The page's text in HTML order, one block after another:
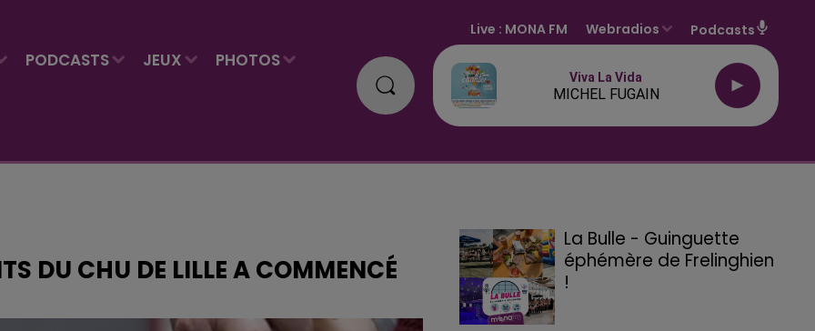
PODCASTS JEUX PHOTOS
Live : MONA FM Webradios Podcasts
Viva La Vida
MICHEL FUGAIN
DU CHU DE LILLE A COMMENCÉ
La Bulle - Guinguette
éphémère de Frelinghien
!